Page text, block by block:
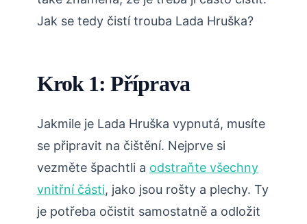
Jak se tedy čistí trouba Lada Hruška?
Krok 1: Příprava
Jakmile je Lada Hruška vypnutá, musíte
se připravit na čištění. Nejprve si
vezměte špachtli a odstraňte všechny
vnitřní části, jako jsou rošty a plechy. Ty
je potřeba očistit samostatně a odložit